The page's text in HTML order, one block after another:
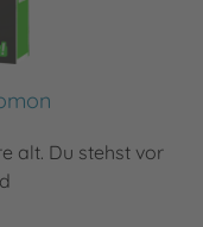
alt. Du stehst vor